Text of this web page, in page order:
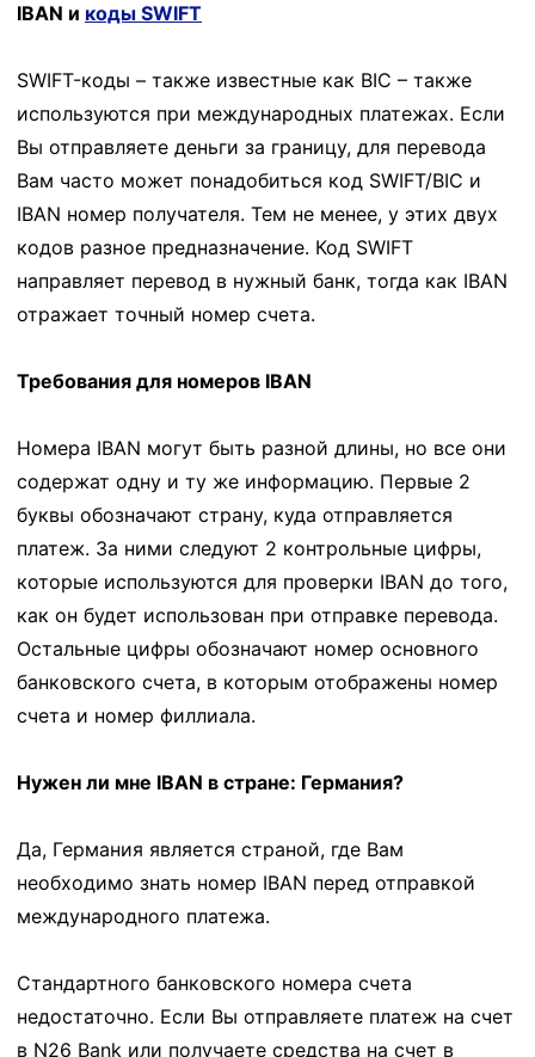
IBAN и коды SWIFT
SWIFT-коды – также известные как BIC – также
используются при международных платежах. Если
Вы отправляете деньги за границу, для перевода
Вам часто может понадобиться код SWIFT/BIC и
IBAN номер получателя. Тем не менее, у этих двух
кодов разное предназначение. Код SWIFT
направляет перевод в нужный банк, тогда как IBAN
отражает точный номер счета.
Требования для номеров IBAN
Номера IBAN могут быть разной длины, но все они
содержат одну и ту же информацию. Первые 2
буквы обозначают страну, куда отправляется
платеж. За ними следуют 2 контрольные цифры,
которые используются для проверки IBAN до того,
как он будет использован при отправке перевода.
Остальные цифры обозначают номер основного
банковского счета, в которым отображены номер
счета и номер филлиала.
Нужен ли мне IBAN в стране: Германия?
Да, Германия является страной, где Вам
необходимо знать номер IBAN перед отправкой
международного платежа.
Стандартного банковского номера счета
недостаточно. Если Вы отправляете платеж на счет
в N26 Bank или получаете средства на счет в